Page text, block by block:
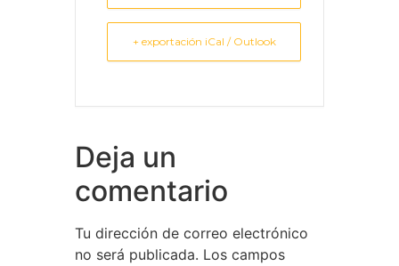
+ exportación iCal / Outlook
Deja un
comentario
Tu dirección de correo electrónico
no será publicada. Los campos